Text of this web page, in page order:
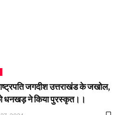
जगदीश उत्तराखंड के जखोल,
को धनखड़ ने किया पुरस्कृत।।